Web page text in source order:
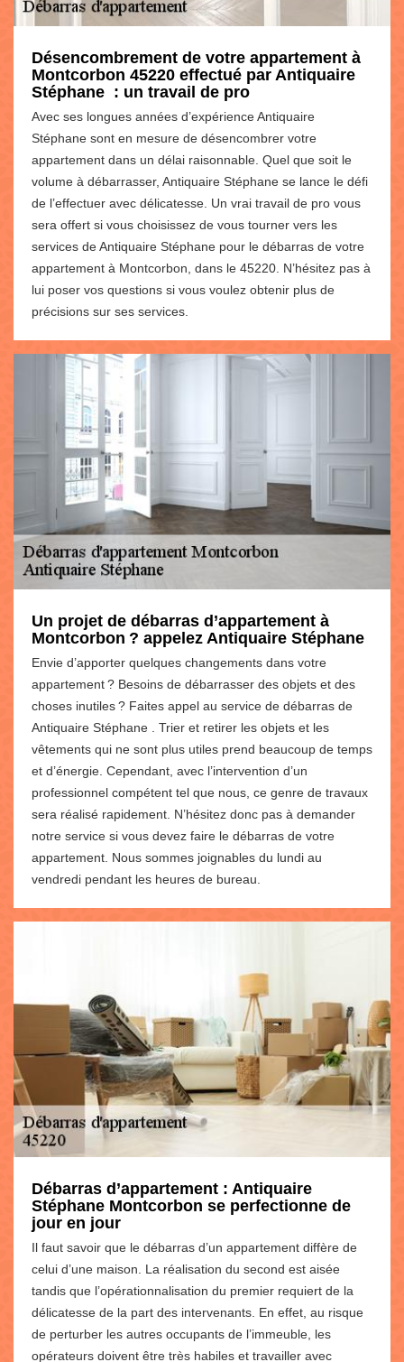
Désencombrement de votre appartement à
Montcorbon 45220 effectué par Antiquaire
Stéphane : un travail de pro
Avec ses longues années d’expérience Antiquaire
Stéphane sont en mesure de désencombrer votre
appartement dans un délai raisonnable. Quel que soit le
volume à débarrasser, Antiquaire Stéphane se lance le défi
de l’effectuer avec délicatesse. Un vrai travail de pro vous
sera offert si vous choisissez de vous tourner vers les
services de Antiquaire Stéphane pour le débarras de votre
appartement à Montcorbon, dans le 45220. N’hésitez pas à
lui poser vos questions si vous voulez obtenir plus de
précisions sur ses services.
Un projet de débarras d’appartement à
Montcorbon ? appelez Antiquaire Stéphane
Envie d’apporter quelques changements dans votre
appartement ? Besoins de débarrasser des objets et des
choses inutiles ? Faites appel au service de débarras de
Antiquaire Stéphane . Trier et retirer les objets et les
vêtements qui ne sont plus utiles prend beaucoup de temps
et d’énergie. Cependant, avec l’intervention d’un
professionnel compétent tel que nous, ce genre de travaux
sera réalisé rapidement. N’hésitez donc pas à demander
notre service si vous devez faire le débarras de votre
appartement. Nous sommes joignables du lundi au
vendredi pendant les heures de bureau.
Débarras d’appartement : Antiquaire
Stéphane Montcorbon se perfectionne de
jour en jour
Il faut savoir que le débarras d’un appartement diffère de
celui d’une maison. La réalisation du second est aisée
tandis que l’opérationnalisation du premier requiert de la
délicatesse de la part des intervenants. En effet, au risque
de perturber les autres occupants de l’immeuble, les
opérateurs doivent être très habiles et travailler avec